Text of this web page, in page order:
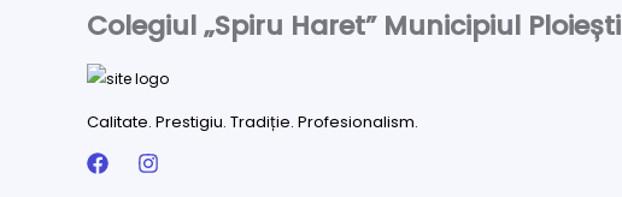
Colegiul „Spiru Haret” Municipiul Ploiești
Calitate. Prestigiu. Tradiție. Profesionalism.